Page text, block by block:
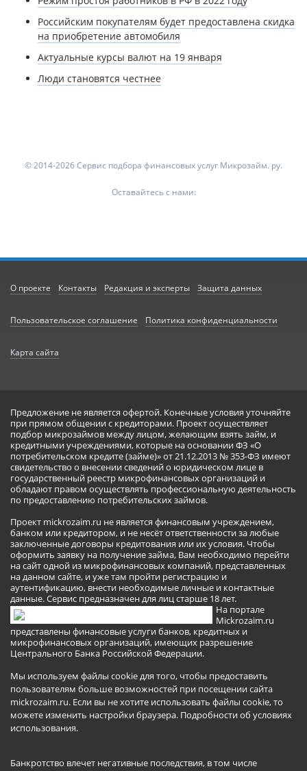
Российским покупателям будет предоставлена скидка
на приобретение автомобиля
Актуальные курсы валют на 19 января
Люди становятся честнее
© 2014-2026 Сервис подбора финансовых услуг Микрозайм. ру.
Оставайтесь с нами:
О проекте Контакты Редакция и эксперты Защита данных
Пользовательское соглашение Политика конфиденциальности
Карта сайта
Предложение не является офертой. Конечные условия уточняйте
при прямом общении с кредиторами. Проект осуществляет
подбор микрозаймов между лицом, желающим взять займ, и
кредитными учреждениями, которые на основании ФЗ «О
потребительском кредите (займе)» от 21.12.2013 № 353-ФЗ имеют
свидетельство о внесении сведений о юридическом лице в
государственный реестр микрофинансовых организаций и
обладают правом осуществлять профессиональную деятельность
по предоставлению потребительских займов.
Проект mickrozaim.ru не является финансовым учреждением,
банком или кредитором, и не несёт ответственности за любые
заключенные договоры кредитования или их условия. Чтобы
оформить заявку на получение займа, Вам необходимо перейти
на сайт одной из микрофинансовых компаний, представленных
на данном сайте, и уже там пройти регистрацию и
аутентификацию, внести необходимые личные и контактные
данные. Сервис предназначен для лиц старше 18 лет.
На портале
Mickrozaim.ru
представлены финансовые услуги банков, кредитных и
микрофинансовых организаций, имеющих разрешение
Центрального Банка Российской Федерации.
Мы используем файлы cookie для того, чтобы предоставить
пользователям больше возможностей при посещении сайта
mickrozaim.ru. Если вы не хотите использовать файлы cookie, то
можете изменить настройки браузера. Подробности об условиях
использования.
Банкротство влечет негативные последствия, в том числе